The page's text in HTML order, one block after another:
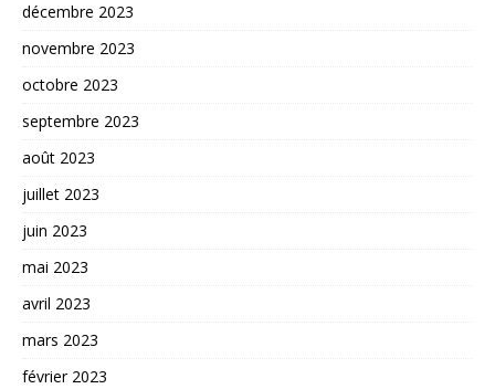
décembre 2023
novembre 2023
octobre 2023
septembre 2023
août 2023
juillet 2023
juin 2023
mai 2023
avril 2023
mars 2023
février 2023